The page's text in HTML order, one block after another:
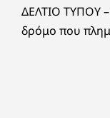
ΔΕΛΤΙΟ ΤΥΠΟΥ
δρόμο που